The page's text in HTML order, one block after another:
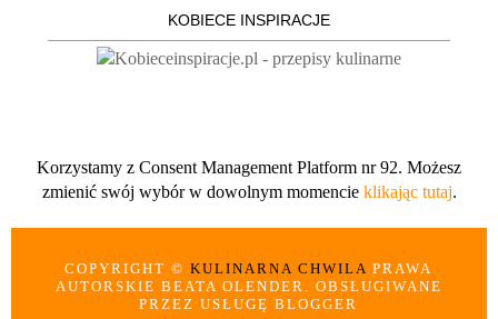
KOBIECE INSPIRACJE
Korzystamy z Consent Management Platform nr 92. Możesz
zmienić swój wybór w dowolnym momencie klikając tutaj.
COPYRIGHT ©KULINARNA CHWILAPRAWA
AUTORSKIE BEATA OLENDER. OBSŁUGIWANE
PRZEZ USŁUGĘ BLOGGER